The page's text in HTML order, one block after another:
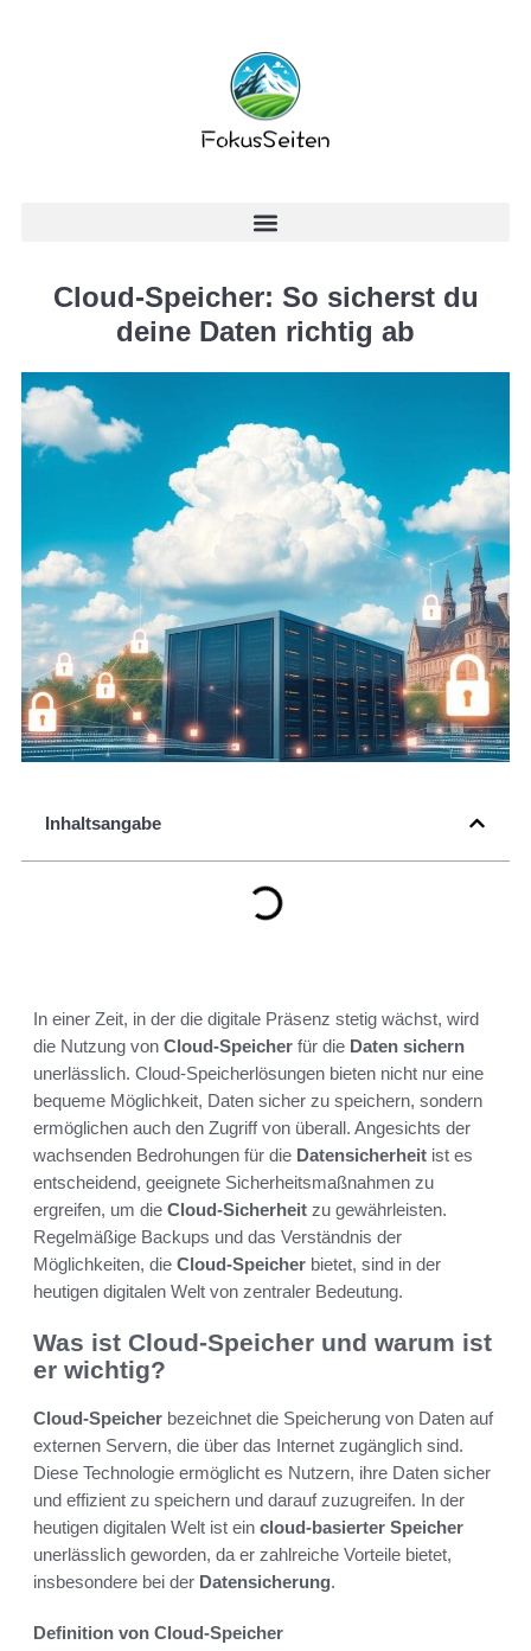
Cloud-Speicher: So sicherst du
deine Daten richtig ab
Inhaltsangabe
In einer Zeit, in der die digitale Präsenz stetig wächst, wird
die Nutzung von Cloud-Speicher für die Daten sichern
unerlässlich. Cloud-Speicherlösungen bieten nicht nur eine
bequeme Möglichkeit, Daten sicher zu speichern, sondern
ermöglichen auch den Zugriff von überall. Angesichts der
wachsenden Bedrohungen für die Datensicherheit ist es
entscheidend, geeignete Sicherheitsmaßnahmen zu
ergreifen, um die Cloud-Sicherheit zu gewährleisten.
Regelmäßige Backups und das Verständnis der
Möglichkeiten, die Cloud-Speicher bietet, sind in der
heutigen digitalen Welt von zentraler Bedeutung.
Was ist Cloud-Speicher und warum ist
er wichtig?
Cloud-Speicher bezeichnet die Speicherung von Daten auf
externen Servern, die über das Internet zugänglich sind.
Diese Technologie ermöglicht es Nutzern, ihre Daten sicher
und effizient zu speichern und darauf zuzugreifen. In der
heutigen digitalen Welt ist ein cloud-basierter Speicher
unerlässlich geworden, da er zahlreiche Vorteile bietet,
insbesondere bei der Datensicherung.
Definition von Cloud-Speicher